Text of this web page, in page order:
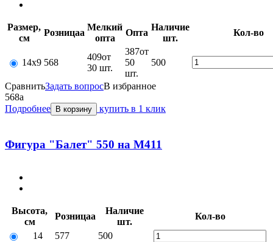
Размер,
см
Розницаa
Мелкий
оптa
Оптa
Наличие
шт.
Кол-во
14х9 568
409от
30 шт.
387от
50
шт.
500
СравнитьЗадать вопросВ избранное
568a
Подробнее
В корзину купить в 1 клик
Фигура "Балет" 550 на М411
Высота,
см
Розницаa
Наличие
шт.
Кол-во
14
577
500